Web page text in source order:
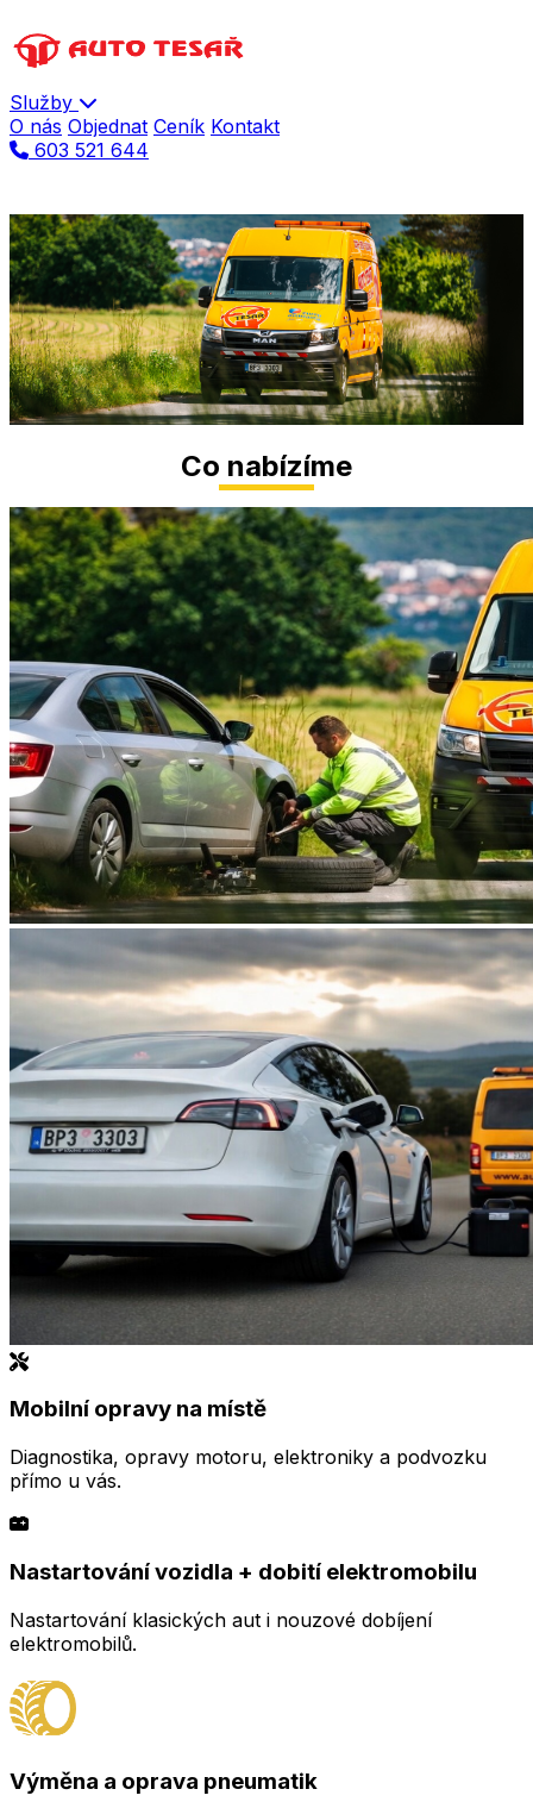
Služby
O nás Objednat Ceník Kontakt
603 521 644
Pojízdná dílna
Servis přímo u vás
Mobilní opravy a pomoc na místě poruchy 24/7
Objednat pojízdnou dílnu
Co nabízíme
Mobilní opravy na místě
Diagnostika, opravy motoru, elektroniky a podvozku
přímo u vás.
Nastartování vozidla + dobití elektromobilu
Nastartování klasických aut i nouzové dobíjení
elektromobilů.
Výměna a oprava pneumatik